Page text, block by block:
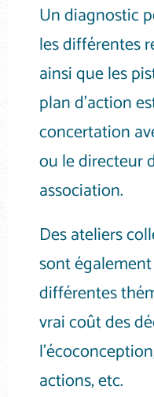
Un diagnostic
les différentes
ainsi que les
plan d’action
concertation
ou le directeur
association.
Des ateliers
sont
différentes
vrai coût des
actions, etc.